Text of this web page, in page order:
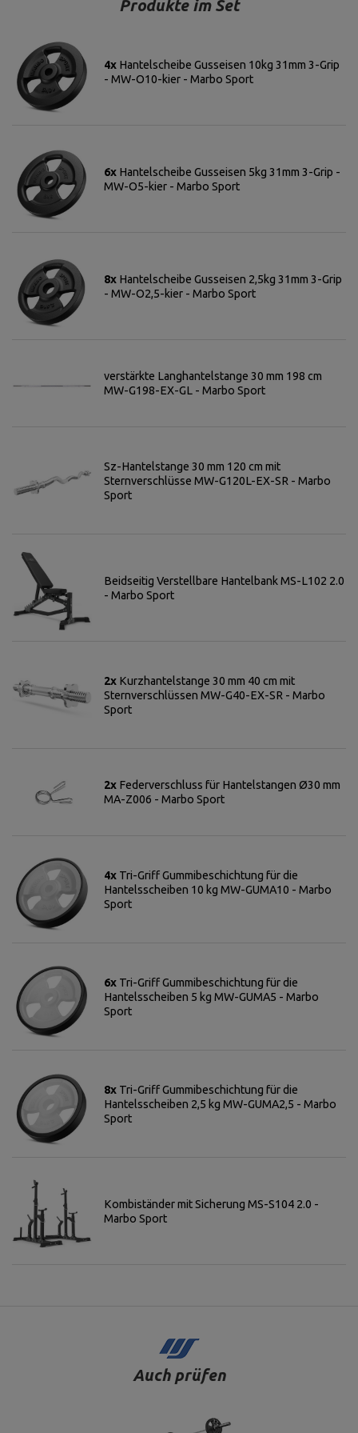
Produkte im Set
4x Hantelscheibe Gusseisen 10kg 31mm 3-Grip
- MW-O10-kier - Marbo Sport
6x Hantelscheibe Gusseisen 5kg 31mm 3-Grip -
MW-O5-kier - Marbo Sport
8x Hantelscheibe Gusseisen 2,5kg 31mm 3-Grip
- MW-O2,5-kier - Marbo Sport
verstärkte Langhantelstange 30 mm 198 cm
MW-G198-EX-GL - Marbo Sport
Sz-Hantelstange 30 mm 120 cm mit
Sternverschlüsse MW-G120L-EX-SR - Marbo
Sport
Beidseitig Verstellbare Hantelbank MS-L102 2.0
- Marbo Sport
2x Kurzhantelstange 30 mm 40 cm mit
Sternverschlüssen MW-G40-EX-SR - Marbo
Sport
2x Federverschluss für Hantelstangen Ø30 mm
MA-Z006 - Marbo Sport
4x Tri-Griff Gummibeschichtung für die
Hantelsscheiben 10 kg MW-GUMA10 - Marbo
Sport
6x Tri-Griff Gummibeschichtung für die
Hantelsscheiben 5 kg MW-GUMA5 - Marbo
Sport
8x Tri-Griff Gummibeschichtung für die
Hantelsscheiben 2,5 kg MW-GUMA2,5 - Marbo
Sport
Kombiständer mit Sicherung MS-S104 2.0 -
Marbo Sport
Auch prüfen